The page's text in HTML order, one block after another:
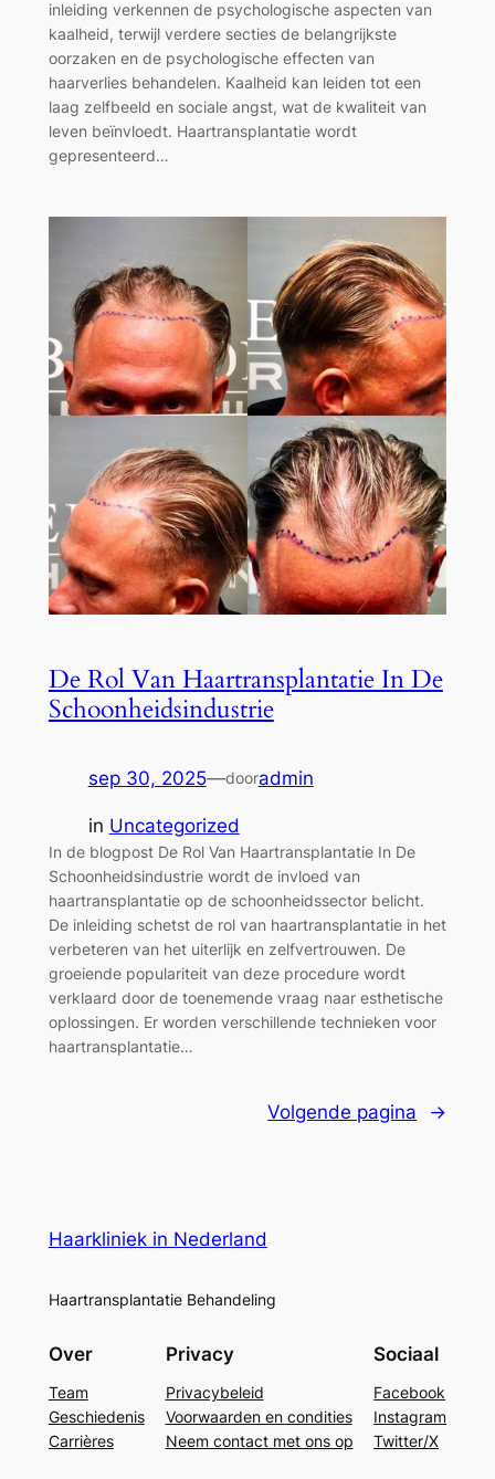
inleiding verkennen de psychologische aspecten van
kaalheid, terwijl verdere secties de belangrijkste
oorzaken en de psychologische effecten van
haarverlies behandelen. Kaalheid kan leiden tot een
laag zelfbeeld en sociale angst, wat de kwaliteit van
leven beïnvloedt. Haartransplantatie wordt
gepresenteerd…
De Rol Van Haartransplantatie In De
Schoonheidsindustrie
sep 30, 2025—dooradmin
in Uncategorized
In de blogpost De Rol Van Haartransplantatie In De
Schoonheidsindustrie wordt de invloed van
haartransplantatie op de schoonheidssector belicht.
De inleiding schetst de rol van haartransplantatie in het
verbeteren van het uiterlijk en zelfvertrouwen. De
groeiende populariteit van deze procedure wordt
verklaard door de toenemende vraag naar esthetische
oplossingen. Er worden verschillende technieken voor
haartransplantatie…
Volgende pagina →
Haarkliniek in Nederland
Haartransplantatie Behandeling
Over
Team
Geschiedenis
Carrières
Privacy
Privacybeleid
Voorwaarden en condities
Neem contact met ons op
Sociaal
Facebook
Instagram
Twitter/X